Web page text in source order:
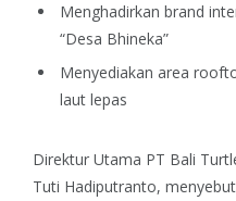
Menghadirkan brand
“Desa Bhineka”
Menyediakan area
laut lepas
Direktur Utama PT Bali
Tuti Hadiputranto,